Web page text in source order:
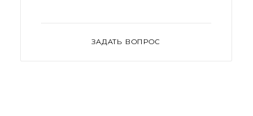
ЗАДАТЬ ВОПРОС